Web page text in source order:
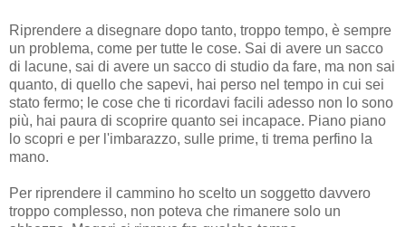
Riprendere a disegnare dopo tanto, troppo tempo, è sempre
un problema, come per tutte le cose. Sai di avere un sacco
di lacune, sai di avere un sacco di studio da fare, ma non sai
quanto, di quello che sapevi, hai perso nel tempo in cui sei
stato fermo; le cose che ti ricordavi facili adesso non lo sono
più, hai paura di scoprire quanto sei incapace. Piano piano
lo scopri e per l'imbarazzo, sulle prime, ti trema perfino la
mano.
Per riprendere il cammino ho scelto un soggetto davvero
troppo complesso, non poteva che rimanere solo un